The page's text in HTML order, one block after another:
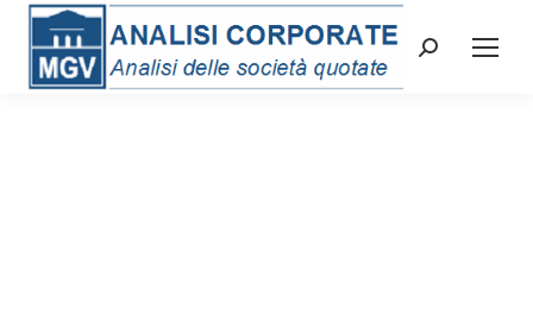
Cerca: